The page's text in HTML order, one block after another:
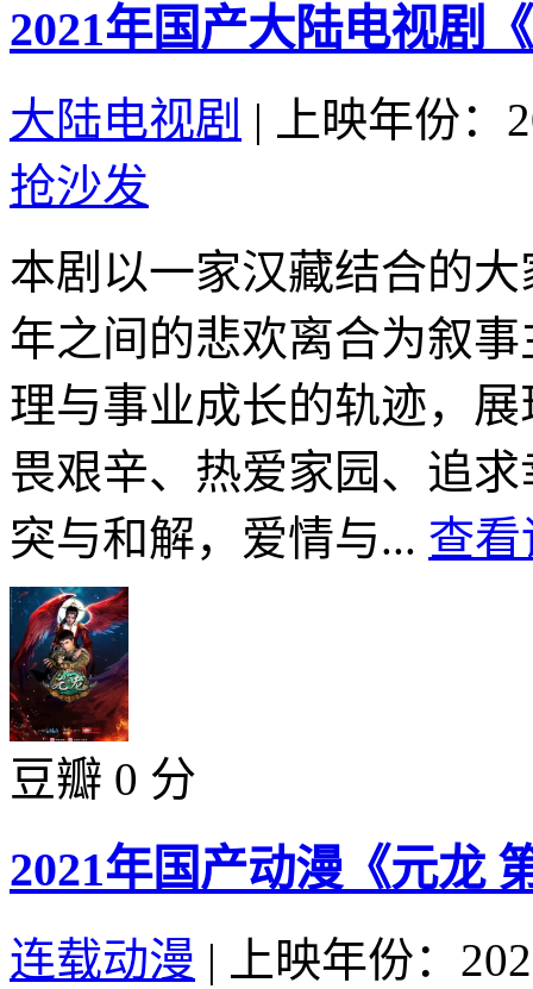
2021年国产大陆电视剧
大陆电视剧 |
上映年份：
抢沙发
本剧以一家汉藏结合的
年之间的悲欢离合为叙
理与事业成长的轨迹，
畏艰辛、热爱家园、追
突与和解，爱情与... 查看
豆瓣 0 分
2021年国产动漫《元龙
连载动漫 |
上映年份：